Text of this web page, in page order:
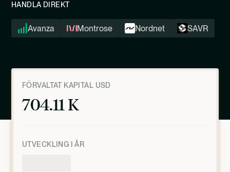
HANDLA DIREKT
Avanza Montrose Nordnet SAVR
FÖRVALTAT KAPITAL USD
704.11 K
UTVECKLING I ÅR